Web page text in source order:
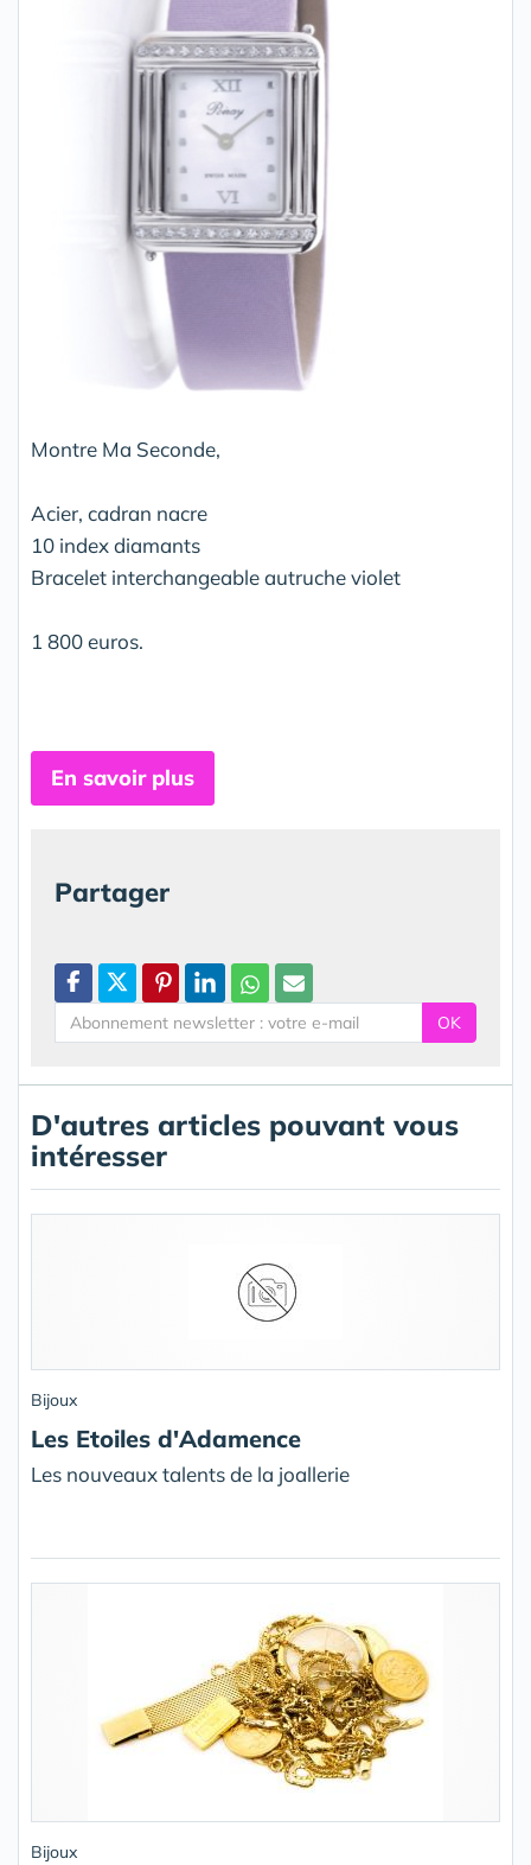
Montre Ma Seconde,
Acier, cadran nacre
10 index diamants
Bracelet interchangeable autruche violet
1 800 euros.
En savoir plus
Partager
OK
D'autres articles pouvant vous
intéresser
Bijoux
Les Etoiles d'Adamence
Les nouveaux talents de la joallerie
Bijoux